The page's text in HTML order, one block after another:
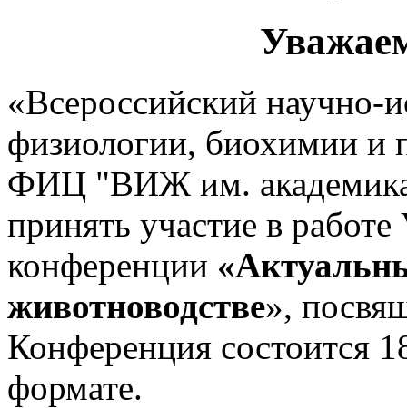
«Всероссийский научно-
физиологии, биохимии и
ФИЦ "ВИЖ им. академика
принять участие в
конференции
животноводстве»,
Конференция состоится
формате.